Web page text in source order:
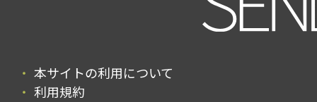
本サイトの利用について
利用規約